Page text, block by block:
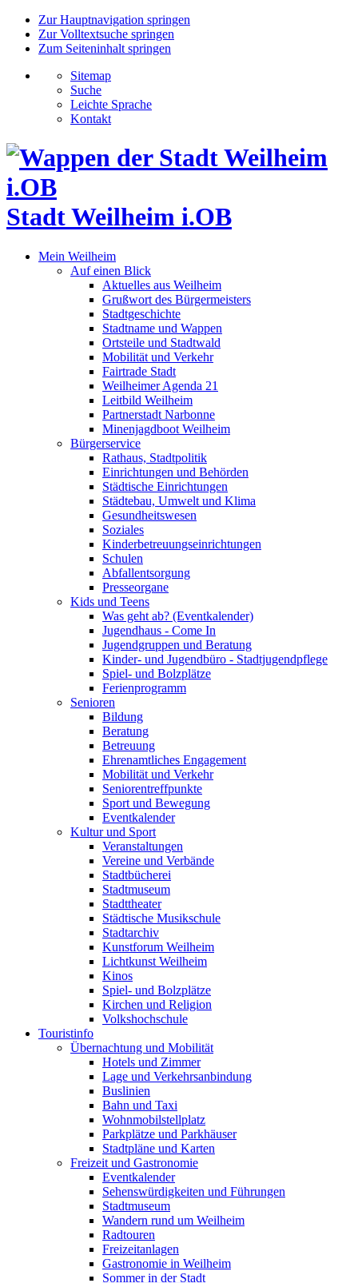
Zur Hauptnavigation springen
Zur Volltextsuche springen
Zum Seiteninhalt springen
Sitemap
Suche
Leichte Sprache
Kontakt
Stadt Weilheim i.OB
Mein Weilheim
Auf einen Blick
Aktuelles aus Weilheim
Grußwort des Bürgermeisters
Stadtgeschichte
Stadtname und Wappen
Ortsteile und Stadtwald
Mobilität und Verkehr
Fairtrade Stadt
Weilheimer Agenda 21
Leitbild Weilheim
Partnerstadt Narbonne
Minenjagdboot Weilheim
Bürgerservice
Rathaus, Stadtpolitik
Einrichtungen und Behörden
Städtische Einrichtungen
Städtebau, Umwelt und Klima
Gesundheitswesen
Soziales
Kinderbetreuungseinrichtungen
Schulen
Abfallentsorgung
Presseorgane
Kids und Teens
Was geht ab? (Eventkalender)
Jugendhaus - Come In
Jugendgruppen und Beratung
Kinder- und Jugendbüro - Stadtjugendpflege
Spiel- und Bolzplätze
Ferienprogramm
Senioren
Bildung
Beratung
Betreuung
Ehrenamtliches Engagement
Mobilität und Verkehr
Seniorentreffpunkte
Sport und Bewegung
Eventkalender
Kultur und Sport
Veranstaltungen
Vereine und Verbände
Stadtbücherei
Stadtmuseum
Stadttheater
Städtische Musikschule
Stadtarchiv
Kunstforum Weilheim
Lichtkunst Weilheim
Kinos
Spiel- und Bolzplätze
Kirchen und Religion
Volkshochschule
Touristinfo
Übernachtung und Mobilität
Hotels und Zimmer
Lage und Verkehrsanbindung
Buslinien
Bahn und Taxi
Wohnmobilstellplatz
Parkplätze und Parkhäuser
Stadtpläne und Karten
Freizeit und Gastronomie
Eventkalender
Sehenswürdigkeiten und Führungen
Stadtmuseum
Wandern rund um Weilheim
Radtouren
Freizeitanlagen
Gastronomie in Weilheim
Sommer in der Stadt